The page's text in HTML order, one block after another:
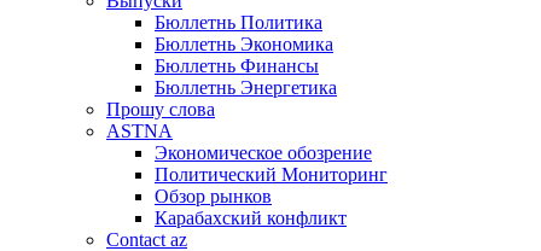
Бюллетнь Политика
Бюллетнь Экономика
Бюллетнь Финансы
Бюллетнь Энергетика
Прошу слова
ASTNA
Экономическое обозрение
Политический Мониторинг
Обзор рынков
Карабахский конфликт
Contact az